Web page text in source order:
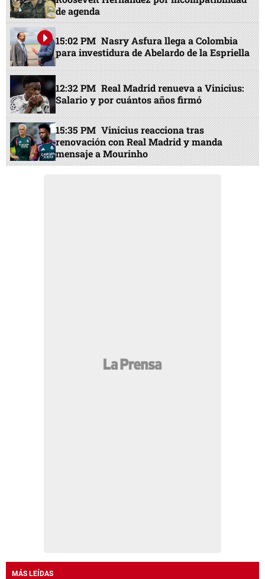
de agenda
15:02 PM Nasry Asfura llega a Colombia
para investidura de Abelardo de la Espriella
12:32 PM Real Madrid renueva a Vinicius:
Salario y por cuántos años firmó
15:35 PM Vinicius reacciona tras
renovación con Real Madrid y manda
mensaje a Mourinho
MÁS LEÍDAS